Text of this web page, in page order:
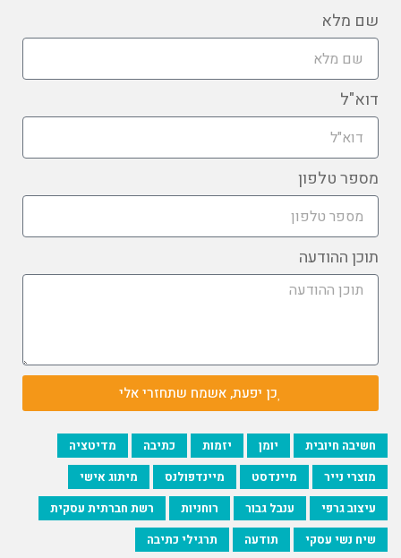
שם מלא
דוא"ל
מספר טלפון
תוכן ההודעה
כן יפעת, אשמח שתחזרי אלי
חשיבה חיובית יומן יזמות כתיבה
מדיטציה
מוצרי נייר
מיינדסט מיינדפולנס
מיתוג אישי
עיצוב גרפי
ענבל גבור רוחניות
רשת חברתית עסקית
שיח נשי עסקי
תודעה תרגילי כתיבה